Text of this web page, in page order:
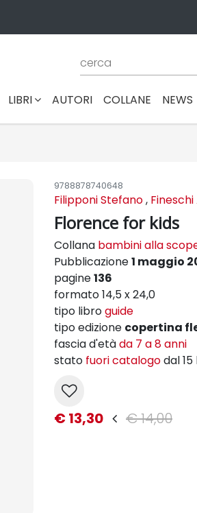
(CURRENT)
LIBRI AUTORI COLLANE NEWS
9788878740648
Filipponi Stefano,
Florence for kids
Collana bambini alla
Pubblicazione1 maggio
pagine136
formato 14,5 x 24,0
tipo libroguide
tipo edizione copertina
fascia d'etàda 7 a 8 anni
stato fuori catalogodal
€ 13,30 € 14,00